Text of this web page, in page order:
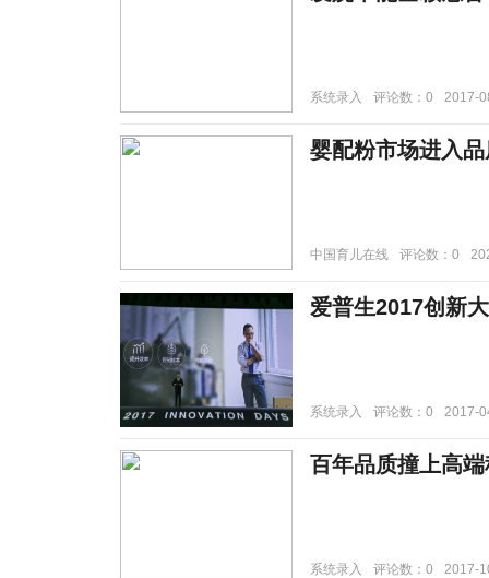
系统录入 评论数：0 2017-
婴配粉市场进入
中国育儿在线 评论数：0
爱普生2017创新
系统录入 评论数：0 2017-
百年品质撞上高
系统录入 评论数：0 2017-